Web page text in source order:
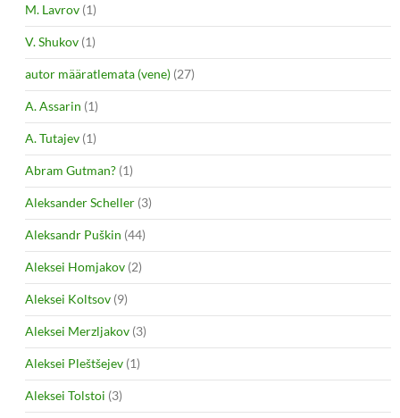
M. Lavrov (1)
V. Shukov (1)
autor määratlemata (vene) (27)
A. Assarin (1)
A. Tutajev (1)
Abram Gutman? (1)
Aleksander Scheller (3)
Aleksandr Puškin (44)
Aleksei Homjakov (2)
Aleksei Koltsov (9)
Aleksei Merzljakov (3)
Aleksei Pleštšejev (1)
Aleksei Tolstoi (3)